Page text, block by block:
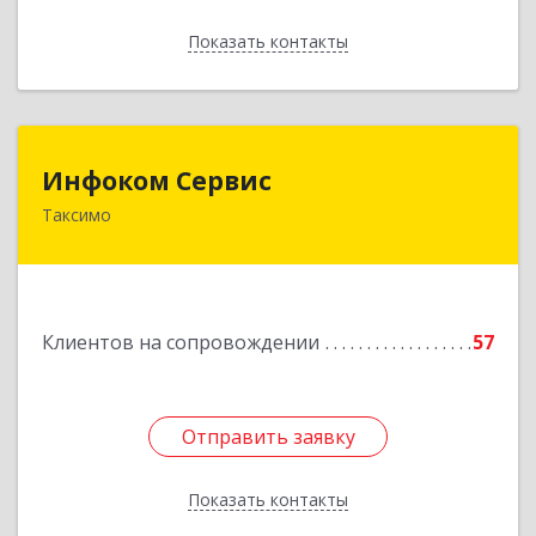
Показать контакты
Назад
Инфоком Сервис
Таксимо
Клиентов на сопровождении 57
Отправить заявку
Показать контакты
671560, Республика Бурятия, Муйский р-н, пгт.
Отправить заявку
Назад